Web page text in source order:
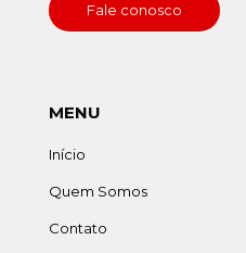
Fale conosco
MENU
Início
Quem Somos
Contato